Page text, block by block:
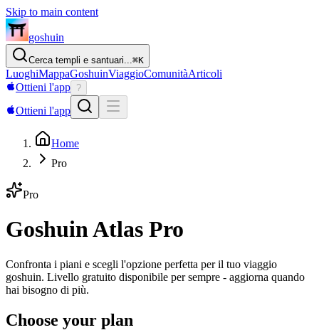
Skip to main content
goshuin
Cerca templi e santuari...⌘K
LuoghiMappaGoshuinViaggioComunitàArticoli
Ottieni l'app ?
Ottieni l'app
Home
Pro
Pro
Goshuin Atlas Pro
Confronta i piani e scegli l'opzione perfetta per il tuo viaggio
goshuin. Livello gratuito disponibile per sempre - aggiorna quando
hai bisogno di più.
Choose your plan